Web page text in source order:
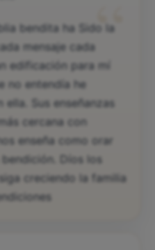
“
bendita ha Sido la
mensaje cada
edificación para mí
no entendía he
Sus enseñanzas
cercana con
enseña como orar
Díos los
creciendo la familia